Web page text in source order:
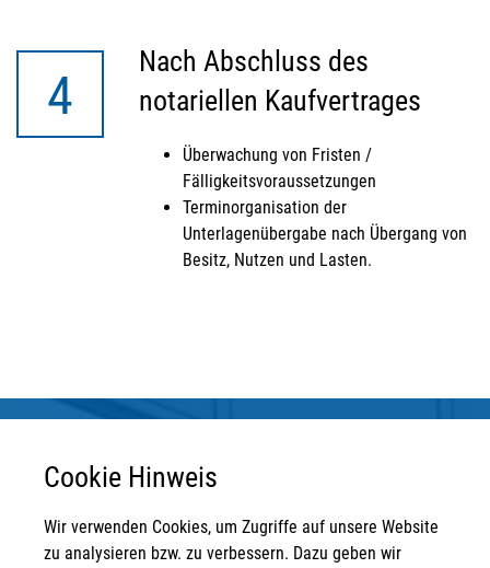
4
Nach Abschluss des
notariellen Kaufvertrages
Überwachung von Fristen /
Fälligkeitsvoraussetzungen
Terminorganisation der
Unterlagenübergabe nach Übergang von
Besitz, Nutzen und Lasten.
Anschrift
Cookie Hinweis
Wir verwenden Cookies, um Zugriffe auf unsere Website
zu analysieren bzw. zu verbessern. Dazu geben wir